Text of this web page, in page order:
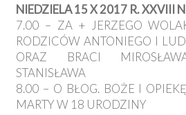
NIEDZIELA 15 X 2017 R. XXVIII
7.00 – ZA + JERZEGO
RODZICÓW ANTONIEGO I
ORAZ BRACI
STANISŁAWA
8.00 – O BŁOG. BOŻE I
MARTY W 18 URODZINY